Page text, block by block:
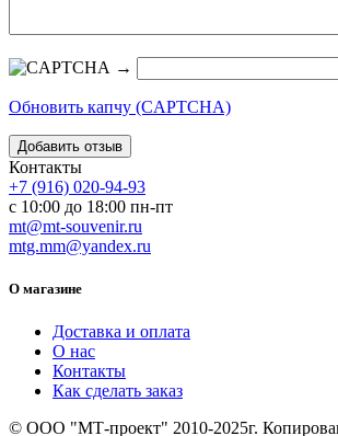
→
Обновить капчу (CAPTCHA)
Контакты
+7 (916) 020-94-93
с 10:00 до 18:00 пн-пт
mt@mt-souvenir.ru
mtg.mm@yandex.ru
О магазине
Доставка и оплата
О нас
Контакты
Как сделать заказ
© ООО "МТ-проект" 2010-2025г.